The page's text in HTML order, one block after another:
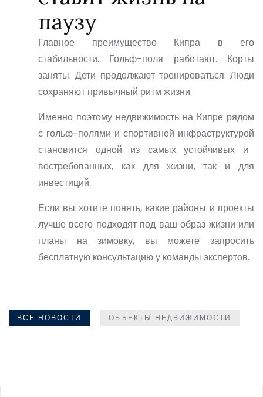
паузу
Главное преимущество Кипра в его
стабильности. Гольф-поля работают. Корты
заняты. Дети продолжают тренироваться. Люди
сохраняют привычный ритм жизни.
Именно поэтому недвижимость на Кипре рядом
с гольф-полями и спортивной инфраструктурой
становится одной из самых устойчивых и
востребованных, как для жизни, так и для
инвестиций.
Если вы хотите понять, какие районы и проекты
лучше всего подходят под ваш образ жизни или
планы на зимовку, вы можете запросить
бесплатную консультациюу команды экспертов.
ВСЕ НОВОСТИ ОБЪЕКТЫ НЕДВИЖИМОСТИ